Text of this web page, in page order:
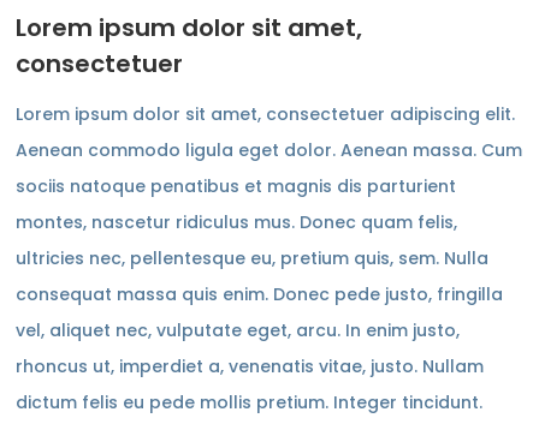
Lorem ipsum dolor sit amet,
consectetuer
Lorem ipsum dolor sit amet, consectetuer adipiscing elit.
Aenean commodo ligula eget dolor. Aenean massa. Cum
sociis natoque penatibus et magnis dis parturient
montes, nascetur ridiculus mus. Donec quam felis,
ultricies nec, pellentesque eu, pretium quis, sem. Nulla
consequat massa quis enim. Donec pede justo, fringilla
vel, aliquet nec, vulputate eget, arcu. In enim justo,
rhoncus ut, imperdiet a, venenatis vitae, justo. Nullam
dictum felis eu pede mollis pretium. Integer tincidunt.